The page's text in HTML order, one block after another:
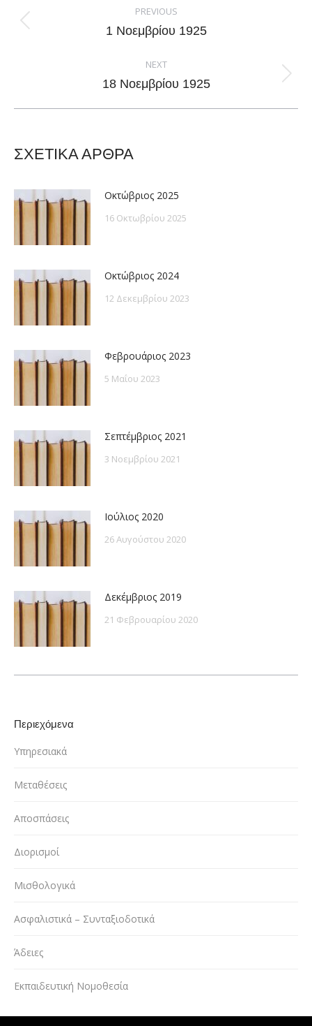
navigation
PREVIOUS
Previous
1 Νοεμβρίου 1925
NEXT
Next
18 Νοεμβρίου 1925
ΣΧΕΤΙΚΑ ΑΡΘΡΑ
Οκτώβριος 2025
16 Οκτωβρίου 2025
Οκτώβριος 2024
12 Δεκεμβρίου 2023
Φεβρουάριος 2023
5 Μαΐου 2023
Σεπτέμβριος 2021
3 Νοεμβρίου 2021
Ιούλιος 2020
26 Αυγούστου 2020
Δεκέμβριος 2019
21 Φεβρουαρίου 2020
Περιεχόμενα
Υπηρεσιακά
Μεταθέσεις
Αποσπάσεις
Διορισμοί
Μισθολογικά
Ασφαλιστικά – Συνταξιοδοτικά
Άδειες
Εκπαιδευτική Νομοθεσία